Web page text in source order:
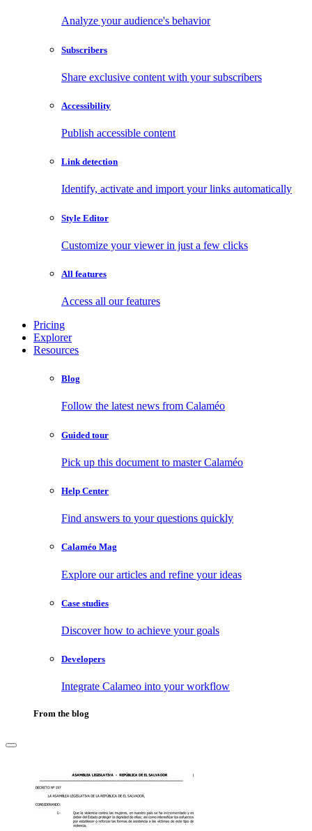
Analyze your audience's behavior
Subscribers
Share exclusive content with your subscribers
Accessibility
Publish accessible content
Link detection
Identify, activate and import your links automatically
Style Editor
Customize your viewer in just a few clicks
All features
Access all our features
Pricing
Explorer
Resources
Blog
Follow the latest news from Calaméo
Guided tour
Pick up this document to master Calaméo
Help Center
Find answers to your questions quickly
Calaméo Mag
Explore our articles and refine your ideas
Case studies
Discover how to achieve your goals
Developers
Integrate Calameo into your workflow
From the blog